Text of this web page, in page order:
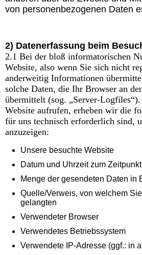
von personenbezogenen Daten
2) Datenerfassung beim
2.1 Bei der bloß informatorischen
Website, also wenn Sie sich nicht
anderweitig Informationen
solche Daten, die Ihr Browser an
übermittelt (sog. „Server-Logfiles“).
Website aufrufen, erheben wir die
für uns technisch erforderlich sind,
anzuzeigen:
Unsere besuchte Website
Datum und Uhrzeit zum
Menge der gesendeten Daten in
Quelle/Verweis, von welchem
gelangten
Verwendeter Browser
Verwendetes Betriebssystem
Verwendete IP-Adresse (ggf.: in